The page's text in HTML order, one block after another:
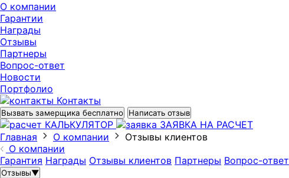
О компании
Гарантии
Награды
Отзывы
Партнеры
Вопрос-ответ
Новости
Портфолио
Контакты
Вызвать замерщика бесплатно Написать отзыв
КАЛЬКУЛЯТОР
ЗАЯВКА НА РАСЧЕТ
Главная
О компании
Отзывы клиентов
О компании
Гарантия Награды Отзывы клиентов Партнеры Вопрос-ответ
Отзывы▼